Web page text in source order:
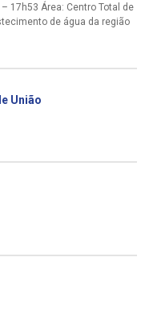
17h53 Área: Centro Total de
de água da região
União